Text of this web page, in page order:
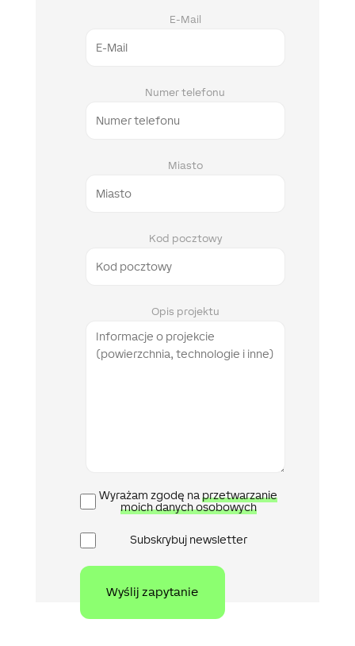
E-Mail
Numer telefonu
Miasto
Kod pocztowy
Opis projektu
Polityka
prywatności
Wyrażam zgodę naprzetwarzanie
moich danych osobowych
Newsletter
Subskrybuj newsletter